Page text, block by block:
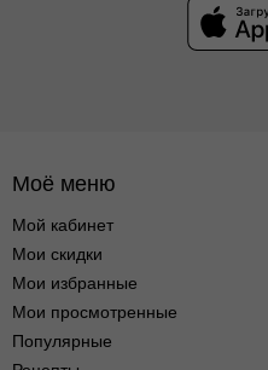
Моё меню
Мой кабинет
Мои скидки
Мои избранные
Мои просмотренные
Популярные